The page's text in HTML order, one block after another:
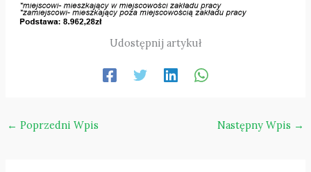
Udostępnij artykuł
← Poprzedni Wpis Następny Wpis →